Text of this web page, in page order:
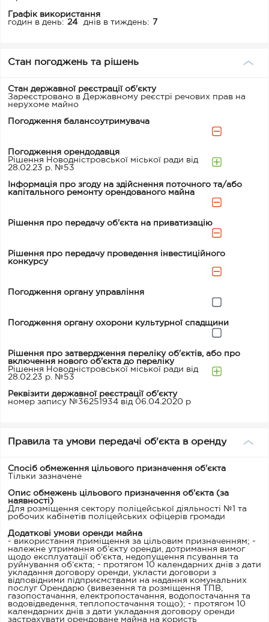
Графік використання
годин в день: 24 днів в тиждень: 7
Стан погоджень та рішень
Стан державної реєстрації об'єкту
Зареєстровано в Державному реєстрі речових прав на
нерухоме майно
Погодження балансоутримувача
Погодження орендодавця
Рішення Новодністровської міської ради від
28.02.23 р. №53
Інформація про згоду на здійснення поточного та/або
капітального ремонту орендованого майна
Рішення про передачу об'єкта на приватизацію
Рішення про передачу проведення інвестиційного
конкурсу
Погодження органу управління
Погодження органу охорони культурної спадщини
Рішення про затвердження переліку об'єктів, або про
включення нового об'єкта до переліку
Рішення Новодністровської міської ради від
28.02.23 р. №53
Реквізити державної реєстрації об'єкту
номер запису №36251934 від 06.04.2020 р
Правила та умови передачі об'єкта в оренду
Спосіб обмеження цільового призначення об'єкта
Тільки зазначене
Опис обмежень цільового призначення об'єкта (за
наявності)
Для розміщення сектору поліцейської діяльності №1 та
робочих кабінетів поліцейських офіцерів громади
Додаткові умови оренди майна
- використання приміщення за цільовим призначенням; -
належне утримання об’єкту оренди, дотримання вимог
щодо експлуатації об’єкта, недопущення псування та
руйнування об’єкта; - протягом 10 календарних днів з дати
укладання договору оренди, укласти договори з
відповідними підприємствами на надання комунальних
послуг Орендарю (вивезення та розміщення ТПВ,
газопостачання, електропостачання, водопостачання та
водовідведення, теплопостачання тощо); - протягом 10
календарних днів з дати укладання договору оренди
застрахувати орендоване майна на користь